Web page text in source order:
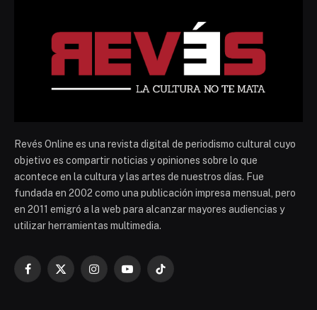
Revés Online es una revista digital de periodismo cultural cuyo
objetivo es compartir noticias y opiniones sobre lo que
acontece en la cultura y las artes de nuestros días. Fue
fundada en 2002 como una publicación impresa mensual, pero
en 2011 emigró a la web para alcanzar mayores audiencias y
utilizar herramientas multimedia.
Facebook
X
InstagramYouTubeTikTok